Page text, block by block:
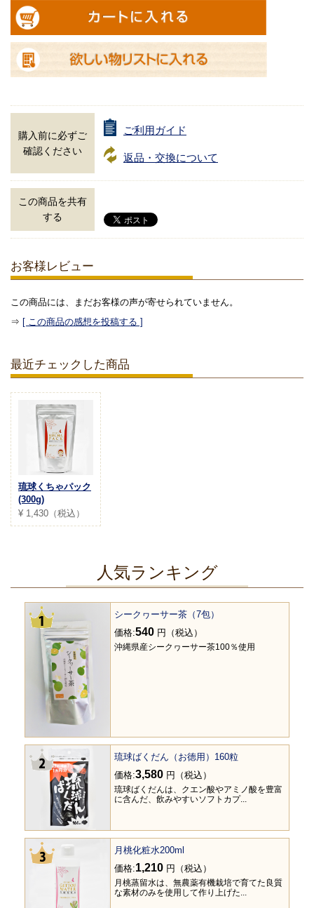
購入前に必ずご
確認ください
ご利用ガイド
返品・交換について
この商品を共有
する
お客様レビュー
この商品には、まだお客様の声が寄せられていません。
⇒ [ この商品の感想を投稿する ]
最近チェックした商品
琉球くちゃパック
(300g)
¥ 1,430（税込）
人気ランキング
シークヮーサー茶（7包）
価格:540 円（税込）
沖縄県産シークヮーサー茶100％使用
琉球ばくだん（お徳用）160粒
価格:3,580 円（税込）
琉球ばくだんは、クエン酸やアミノ酸を豊富
に含んだ、飲みやすいソフトカプ...
月桃化粧水200ml
価格:1,210 円（税込）
月桃蒸留水は、無農薬有機栽培で育てた良質
な素材のみを使用して作り上げた...